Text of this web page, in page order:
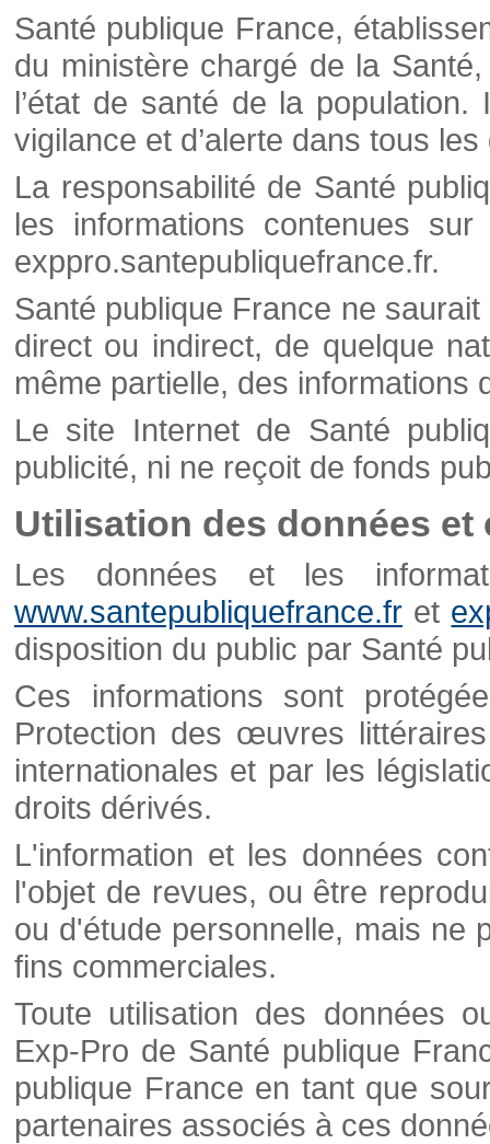
Santé publique France,
du ministère chargé de la
l’état de santé de la
vigilance et d’alerte dans tous
La responsabilité de Santé
les informations contenues
exppro.santepubliquefrance.fr.
Santé publique France ne
direct ou indirect, de quelque
même partielle, des informations
Le site Internet de Santé
publicité, ni ne reçoit de fonds
Utilisation des données et
Les données et les
www.santepubliquefrance.fr et
disposition du public par Santé
Ces informations sont
Protection des œuvres
internationales et par les
droits dérivés.
L'information et les données
l'objet de revues, ou être
ou d'étude personnelle, mais ne
fins commerciales.
Toute utilisation des données
Exp-Pro de Santé publique
publique France en tant que
partenaires associés à ces